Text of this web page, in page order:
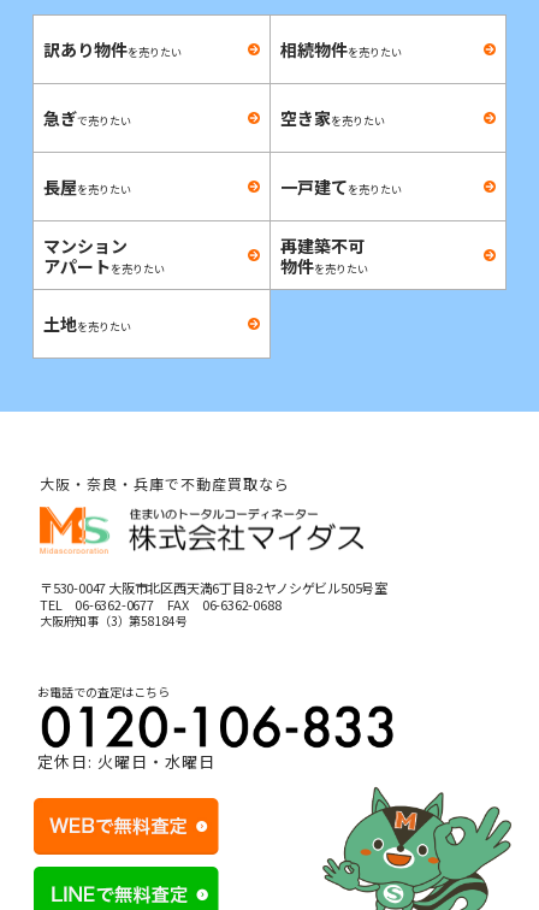
訳あり物件を売りたい 相続物件を売りたい
急ぎで売りたい 空き家を売りたい
長屋を売りたい 一戸建てを売りたい
マンション
アパートを売りたい
再建築不可
物件を売りたい
土地を売りたい
大阪・奈良・兵庫で不動産買取なら
〒530-0047 大阪市北区西天満6丁目8-2ヤノシゲビル505号室
TEL 06-6362-0677FAX 06-6362-0688
大阪府知事（3）第58184号
お電話での査定はこちら
定休日: 火曜日・水曜日